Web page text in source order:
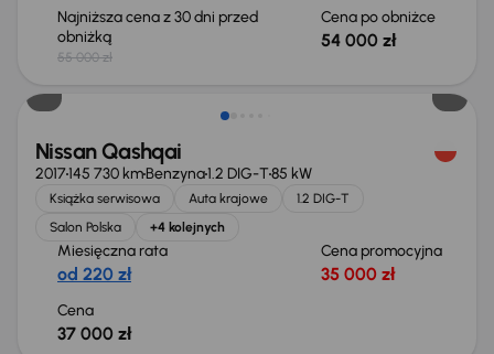
Najniższa cena z 30 dni przed
obniżką
55 000 zł
Cena po obniżce
54 000 zł
Świeżo skupione
Nissan Qashqai
2017145 730 kmBenzyna1.2 DIG-T85 kW
Książka serwisowa Auta krajowe
1.2 DIG-T
Salon Polska
+4 kolejnych
Miesięczna rata
od 220 zł
Cena promocyjna
35 000 zł
Cena
37 000 zł